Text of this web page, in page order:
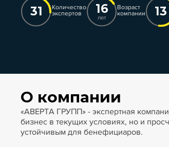
31
Количество
экспертов
16
лет
Возраст
компании
13
О компании
«АВЕРТА ГРУПП» - экспертная
бизнес в текущих условиях, но и
устойчивым для бенефициаров.